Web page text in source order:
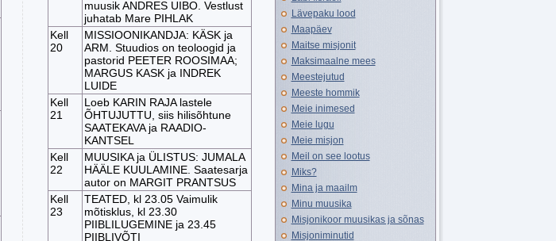
muusik ANDRES UIBO. Vestlust
juhatab Mare PIHLAK
Kell
20
MISSIOONIKANDJA: KÄSK ja
ARM. Stuudios on teoloogid ja
pastorid PEETER ROOSIMAA;
MARGUS KASK ja INDREK
LUIDE
Kell
21
Loeb KARIN RAJA lastele
ÕHTUJUTTU, siis hilisõhtune
SAATEKAVA ja RAADIO-
KANTSEL
Kell
22
MUUSIKA ja ÜLISTUS: JUMALA
HÄÄLE KUULAMINE. Saatesarja
autor on MARGIT PRANTSUS
Kell
23
TEATED, kl 23.05 Vaimulik
mõtisklus, kl 23.30
PIIBLILUGEMINE ja 23.45
PIIBLIVÕTI
Lävepaku lood
Maapäev
Maitse misjonit
Maksimaalne mees
Meestejutud
Meeste hommik
Meie inimesed
Meie lugu
Meie misjon
Meil on see lootus
Miks?
Mina ja maailm
Minu muusika
Misjonikoor muusikas ja sõnas
Misjoniminutid